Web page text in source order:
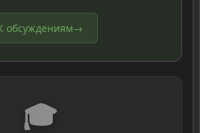
обсуждениям→
🎓